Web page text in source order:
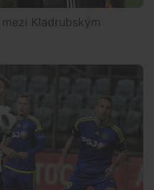
Kladrubským